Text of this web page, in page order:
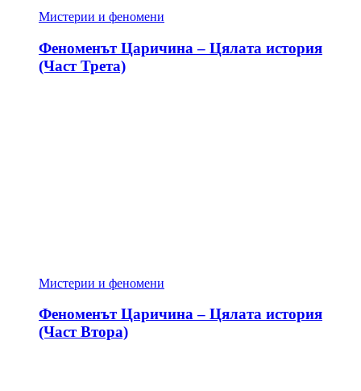
Мистерии и феномени
Феноменът Царичина – Цялата история
(Част Трета)
Мистерии и феномени
Феноменът Царичина – Цялата история
(Част Втора)